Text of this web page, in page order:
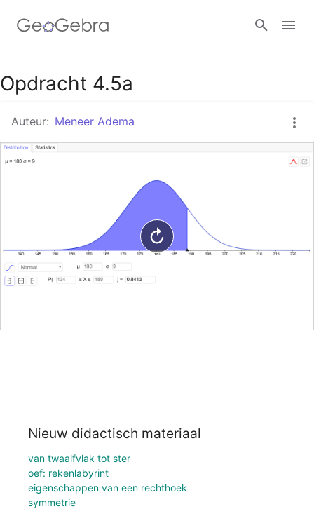
Google Classroom
GeoGebra Klaslokaal
Aanmelden
Opdracht 4.5a
Auteur: Meneer Adema
Nieuw didactisch materiaal
van twaalfvlak tot ster
oef: rekenlabyrint
eigenschappen van een rechthoek
symmetrie